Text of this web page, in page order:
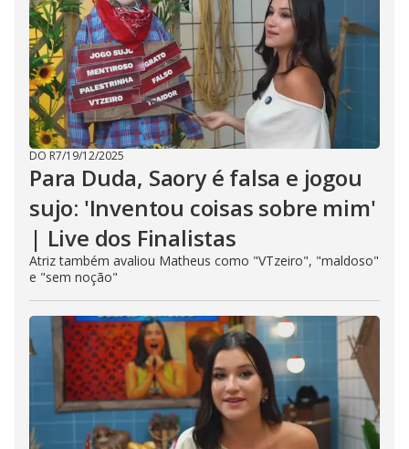
DO R7/19/12/2025
Para Duda, Saory é falsa e jogou
sujo: 'Inventou coisas sobre mim'
| Live dos Finalistas
Atriz também avaliou Matheus como "VTzeiro", "maldoso"
e "sem noção"